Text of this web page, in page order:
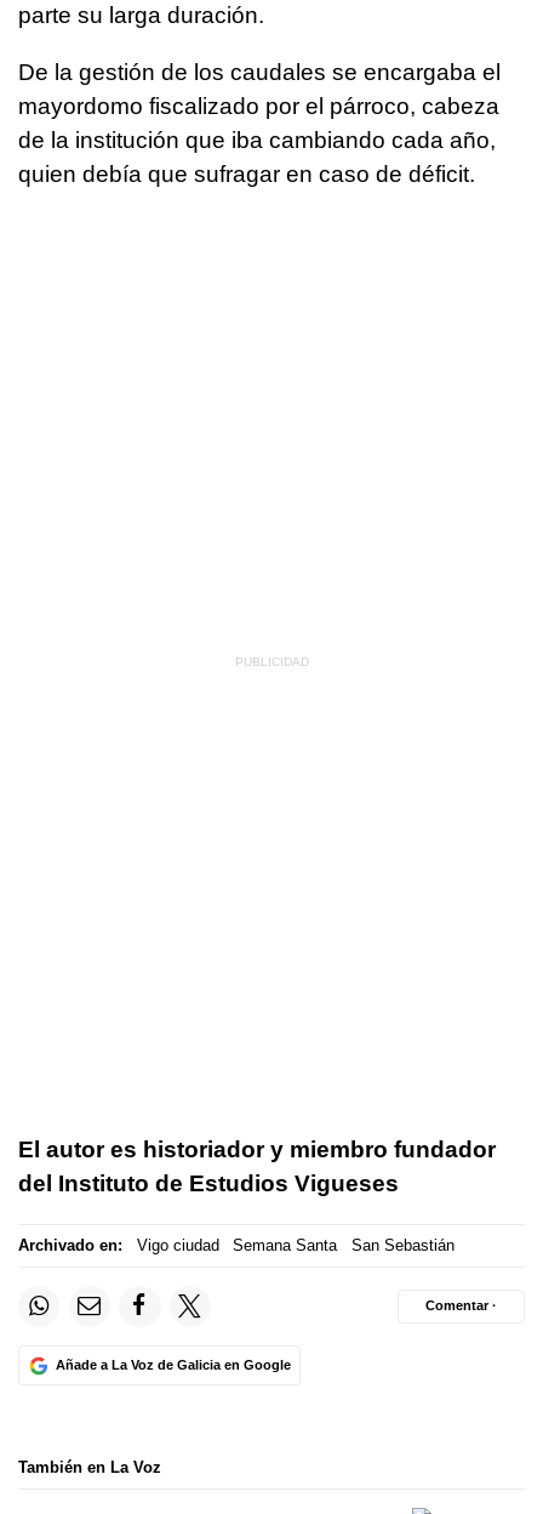
parte su larga duración.
De la gestión de los caudales se encargaba el
mayordomo fiscalizado por el párroco, cabeza
de la institución que iba cambiando cada año,
quien debía que sufragar en caso de déficit.
El autor es historiador y miembro fundador
del Instituto de Estudios Vigueses
Archivado en: Vigo ciudad Semana Santa San Sebastián
Añade a La Voz de Galicia en Google
Comentar ·
También en La Voz